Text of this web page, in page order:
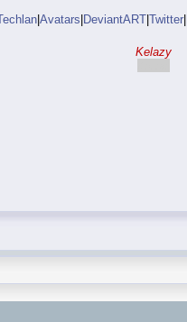
Avatars DeviantART Twitter
Kelazy